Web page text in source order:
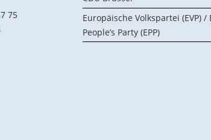
75
Europäische Volkspartei (EVP) /
People’s Party (EPP)